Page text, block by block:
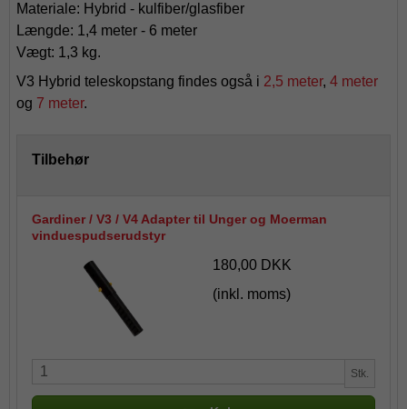
Materiale: Hybrid - kulfiber/glasfiber
Længde: 1,4 meter - 6 meter
Vægt: 1,3 kg.
V3 Hybrid teleskopstang findes også i 2,5 meter, 4 meter
og 7 meter.
Tilbehør
Gardiner / V3 / V4 Adapter til Unger og Moerman
vinduespudserudstyr
180,00 DKK
(inkl. moms)
Stk.